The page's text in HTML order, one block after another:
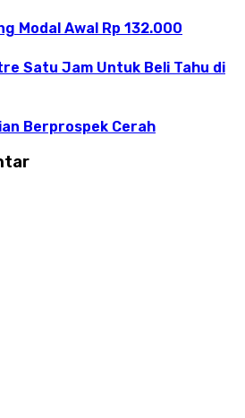
Modal Awal Rp 132.000
Satu Jam Untuk Beli Tahu di
Berprospek Cerah